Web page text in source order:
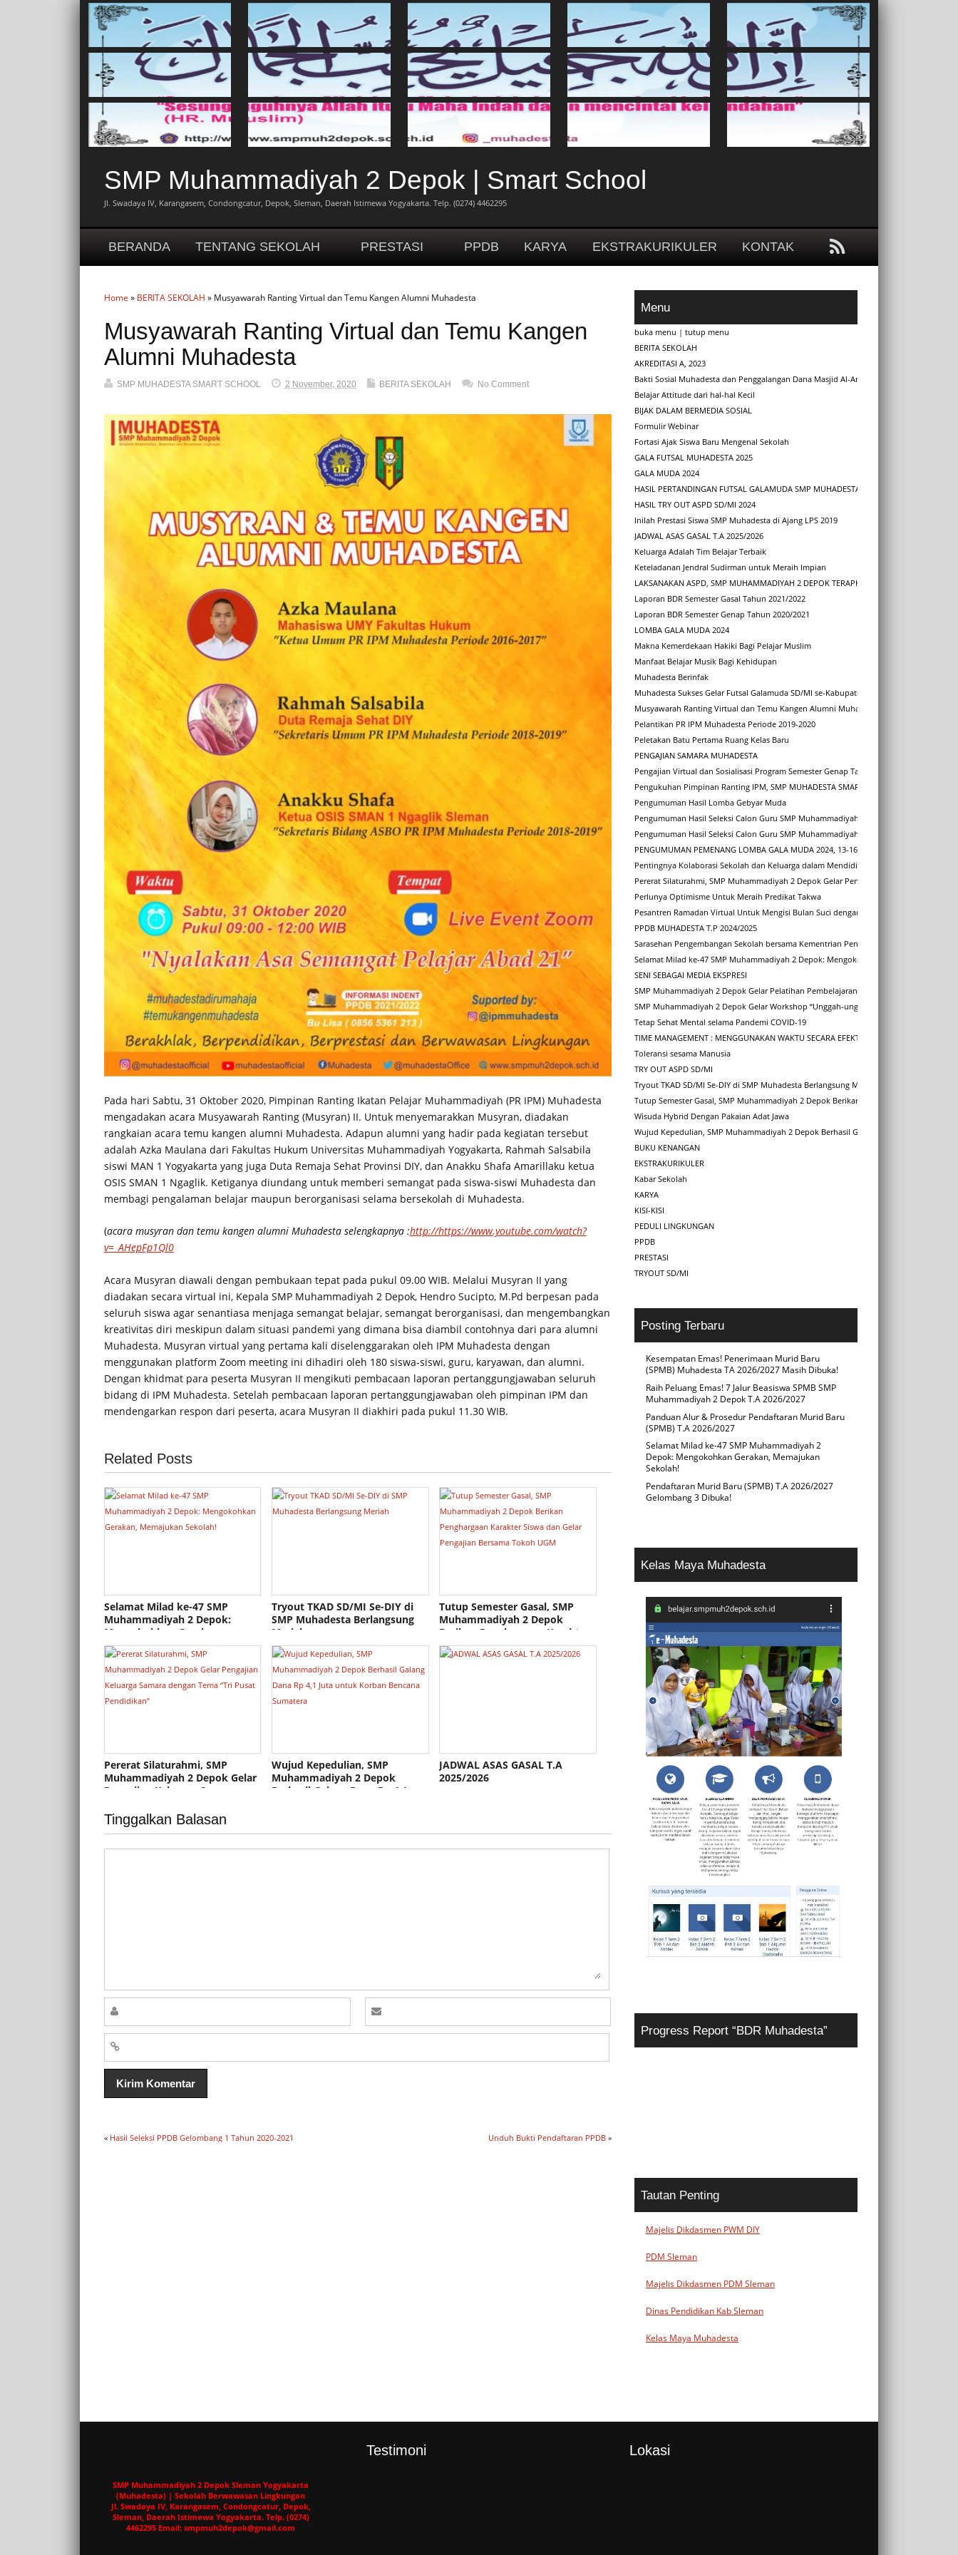
SMP Muhammadiyah 2 Depok | Smart School
Jl. Swadaya IV, Karangasem, Condongcatur, Depok, Sleman, Daerah Istimewa Yogyakarta. Telp. (0274) 4462295
BERANDA TENTANG SEKOLAH PRESTASI PPDB KARYA EKSTRAKURIKULER KONTAK
Home » BERITA SEKOLAH » Musyawarah Ranting Virtual dan Temu Kangen Alumni Muhadesta
Musyawarah Ranting Virtual dan Temu Kangen
Alumni Muhadesta
SMP MUHADESTA SMART SCHOOL 2 November, 2020 BERITA SEKOLAH No Comment
Pada hari Sabtu, 31 Oktober 2020, Pimpinan Ranting Ikatan Pelajar Muhammadiyah (PR IPM) Muhadesta
mengadakan acara Musyawarah Ranting (Musyran) II. Untuk menyemarakkan Musyran, diadakan
rangkaian acara temu kangen alumni Muhadesta. Adapun alumni yang hadir pada kegiatan tersebut
adalah Azka Maulana dari Fakultas Hukum Universitas Muhammadiyah Yogyakarta, Rahmah Salsabila
siswi MAN 1 Yogyakarta yang juga Duta Remaja Sehat Provinsi DIY, dan Anakku Shafa Amarillaku ketua
OSIS SMAN 1 Ngaglik. Ketiganya diundang untuk memberi semangat pada siswa-siswi Muhadesta dan
membagi pengalaman belajar maupun berorganisasi selama bersekolah di Muhadesta.
(acara musyran dan temu kangen alumni Muhadesta selengkapnya :http://https://www.youtube.com/watch?
v=_AHepFp1Ql0
Acara Musyran diawali dengan pembukaan tepat pada pukul 09.00 WIB. Melalui Musyran II yang
diadakan secara virtual ini, Kepala SMP Muhammadiyah 2 Depok, Hendro Sucipto, M.Pd berpesan pada
seluruh siswa agar senantiasa menjaga semangat belajar, semangat berorganisasi, dan mengembangkan
kreativitas diri meskipun dalam situasi pandemi yang dimana bisa diambil contohnya dari para alumni
Muhadesta. Musyran virtual yang pertama kali diselenggarakan oleh IPM Muhadesta dengan
menggunakan platform Zoom meeting ini dihadiri oleh 180 siswa-siswi, guru, karyawan, dan alumni.
Dengan khidmat para peserta Musyran II mengikuti pembacaan laporan pertanggungjawaban seluruh
bidang di IPM Muhadesta. Setelah pembacaan laporan pertanggungjawaban oleh pimpinan IPM dan
mendengarkan respon dari peserta, acara Musyran II diakhiri pada pukul 11.30 WIB.
Related Posts
Selamat Milad ke-47 SMP
Muhammadiyah 2 Depok:
Mengokohkan Gerakan,
Memajukan Sekolah!
Tryout TKAD SD/MI Se-DIY di
SMP Muhadesta Berlangsung
Meriah
Tutup Semester Gasal, SMP
Muhammadiyah 2 Depok
Berikan Penghargaan Karakter
Siswa dan Gelar Pengajian
Bersama Tokoh UGM
Pererat Silaturahmi, SMP
Muhammadiyah 2 Depok Gelar
Pengajian Keluarga Samara
Pendidikan”
Wujud Kepedulian, SMP
Muhammadiyah 2 Depok
Berhasil Galang Dana Rp 4,1
JADWAL ASAS GASAL T.A
2025/2026
Tinggalkan Balasan
« Hasil Seleksi PPDB Gelombang 1 Tahun 2020-2021 Unduh Bukti Pendaftaran PPDB »
Menu
buka menu |tutup menu
BERITA SEKOLAH
AKREDITASI A, 2023
Bakti Sosial Muhadesta dan Penggalangan Dana Masjid Al-Arqom
Belajar Attitude dari hal-hal Kecil
BIJAK DALAM BERMEDIA SOSIAL
Formulir Webinar
Fortasi Ajak Siswa Baru Mengenal Sekolah
GALA FUTSAL MUHADESTA 2025
GALA MUDA 2024
HASIL PERTANDINGAN FUTSAL GALAMUDA SMP MUHADESTA 2025
HASIL TRY OUT ASPD SD/MI 2024
Inilah Prestasi Siswa SMP Muhadesta di Ajang LPS 2019
JADWAL ASAS GASAL T.A 2025/2026
Keluarga Adalah Tim Belajar Terbaik
Keteladanan Jendral Sudirman untuk Meraih Impian
LAKSANAKAN ASPD, SMP MUHAMMADIYAH 2 DEPOK TERAPKAN PROTOKOL
Laporan BDR Semester Gasal Tahun 2021/2022
Laporan BDR Semester Genap Tahun 2020/2021
LOMBA GALA MUDA 2024
Makna Kemerdekaan Hakiki Bagi Pelajar Muslim
Manfaat Belajar Musik Bagi Kehidupan
Muhadesta Berinfak
Muhadesta Sukses Gelar Futsal Galamuda SD/MI se-Kabupaten Sleman 2025
Musyawarah Ranting Virtual dan Temu Kangen Alumni Muhadesta
Pelantikan PR IPM Muhadesta Periode 2019-2020
Peletakan Batu Pertama Ruang Kelas Baru
PENGAJIAN SAMARA MUHADESTA
Pengajian Virtual dan Sosialisasi Program Semester Genap Tahun Pelajaran 2020/2021
Pengukuhan Pimpinan Ranting IPM, SMP MUHADESTA SMART SCHOOL Periode 2024/
Pengumuman Hasil Lomba Gebyar Muda
Pengumuman Hasil Seleksi Calon Guru SMP Muhammadiyah 2 Depok
Pengumuman Hasil Seleksi Calon Guru SMP Muhammadiyah 2 Depok
PENGUMUMAN PEMENANG LOMBA GALA MUDA 2024, 13-16 November 2024
Pentingnya Kolaborasi Sekolah dan Keluarga dalam Mendidik Anak
Pererat Silaturahmi, SMP Muhammadiyah 2 Depok Gelar Pengajian Keluarga Samara
Perlunya Optimisme Untuk Meraih Predikat Takwa
Pesantren Ramadan Virtual Untuk Mengisi Bulan Suci dengan Inovasi
PPDB MUHADESTA T.P 2024/2025
Sarasehan Pengembangan Sekolah bersama Kementrian Pendidikan dan Kebudayaan
Selamat Milad ke-47 SMP Muhammadiyah 2 Depok: Mengokohkan Gerakan,
SENI SEBAGAI MEDIA EKSPRESI
SMP Muhammadiyah 2 Depok Gelar Pelatihan Pembelajaran Mendalam bagi Guru SD/
SMP Muhammadiyah 2 Depok Gelar Workshop “Unggah-ungguh Basa Jawi” sebagai
Tetap Sehat Mental selama Pandemi COVID-19
TIME MANAGEMENT : MENGGUNAKAN WAKTU SECARA EFEKTIF DAN EFISIEN
Toleransi sesama Manusia
TRY OUT ASPD SD/MI
Tryout TKAD SD/MI Se-DIY di SMP Muhadesta Berlangsung Meriah
Tutup Semester Gasal, SMP Muhammadiyah 2 Depok Berikan Penghargaan Karakter
Wisuda Hybrid Dengan Pakaian Adat Jawa
Wujud Kepedulian, SMP Muhammadiyah 2 Depok Berhasil Galang Dana Rp 4,1 Juta
BUKU KENANGAN
EKSTRAKURIKULER
Kabar Sekolah
KARYA
KISI-KISI
PEDULI LINGKUNGAN
PPDB
PRESTASI
TRYOUT SD/MI
Posting Terbaru
Kesempatan Emas! Penerimaan Murid Baru
(SPMB) Muhadesta TA 2026/2027 Masih Dibuka!
Raih Peluang Emas! 7 Jalur Beasiswa SPMB SMP
Muhammadiyah 2 Depok T.A 2026/2027
Panduan Alur & Prosedur Pendaftaran Murid Baru
(SPMB) T.A 2026/2027
Selamat Milad ke-47 SMP Muhammadiyah 2
Depok: Mengokohkan Gerakan, Memajukan
Sekolah!
Pendaftaran Murid Baru (SPMB) T.A 2026/2027
Gelombang 3 Dibuka!
Kelas Maya Muhadesta
Progress Report “BDR Muhadesta”
Tautan Penting
Majelis Dikdasmen PWM DIY
PDM Sleman
Majelis Dikdasmen PDM Sleman
Dinas Pendidikan Kab Sleman
Kelas Maya Muhadesta
SMP Muhammadiyah 2 Depok Sleman Yogyakarta
(Muhadesta) | Sekolah Berwawasan Lingkungan
Jl. Swadaya IV, Karangasem, Condongcatur, Depok,
Sleman, Daerah Istimewa Yogyakarta. Telp. (0274)
4462295 Email: smpmuh2depok@gmail.com
Testimoni Lokasi